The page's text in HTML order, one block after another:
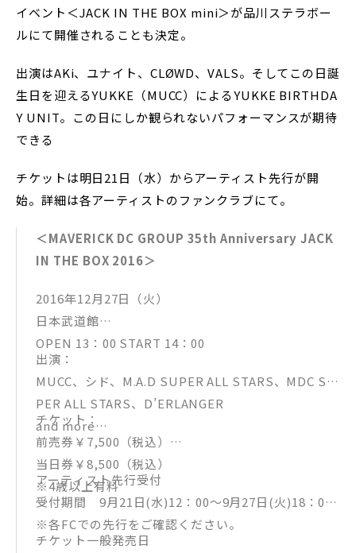
イベント＜JACK IN THE BOX mini＞が品川ステラボー
ルにて開催されることも決定。
出演はAKi、ユナイト、CLØWD、VALS。そしてこの日誕
生日を迎えるYUKKE（MUCC）によるYUKKE BIRTHDA
Y UNIT。この日にしか観られないパフォーマンスが期待
できる
チケットは明日21日（水）からアーティスト先行が開
始。詳細は各アーティストのファンクラブにて。
＜MAVERICK DC GROUP 35th Anniversary JACK
IN THE BOX 2016＞
2016年12月27日（火）
日本武道館
OPEN 13：00 START 14：00
出演：
MUCC、シド、M.A.D SUPER ALL STARS、MDC SU
PER ALL STARS、D’ERLANGER
and more…
チケット：
前売券￥7,500（税込）
当日券￥8,500（税込）
※4歳以上有料
アーティスト先行受付
受付期間 9月21日(水)12：00～9月27日(火)18：00
※各FCでの先行をご確認ください。
チケット一般発売日